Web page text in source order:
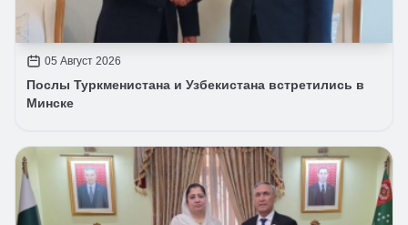
05 Август 2026
Послы Туркменистана и Узбекистана встретились в
Минске